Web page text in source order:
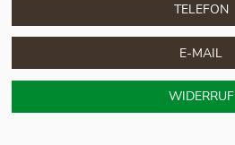
TELEFON
E-MAIL
WIDERRUF